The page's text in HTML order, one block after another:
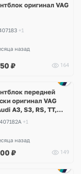
оригинал VAG
+1
назад
₽ 164
передней
оригинал VAG
A3, S3, RS, TT,
Octavia A7,
Karoq, Superb,
Tiguan, Passat,
+1
назад
₽ 149